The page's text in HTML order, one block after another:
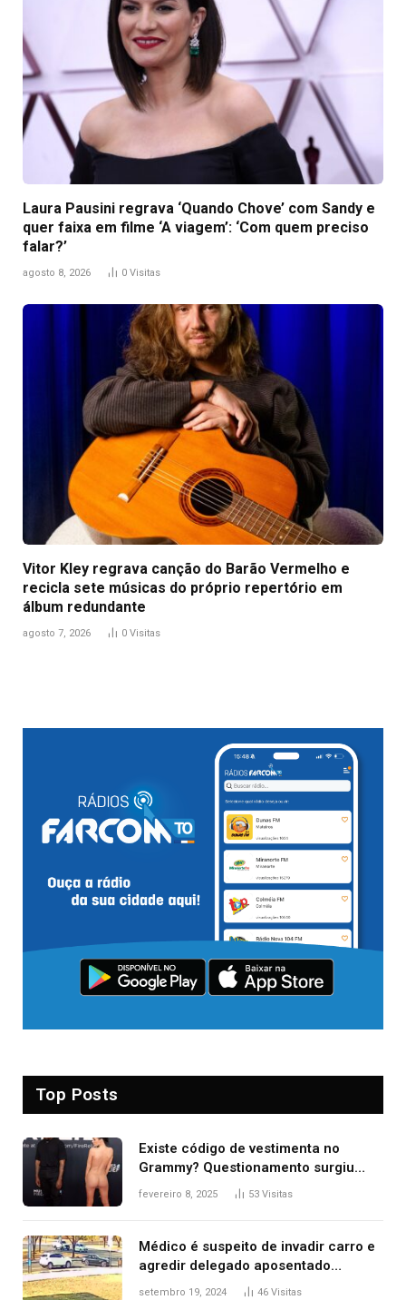
Laura Pausini regrava ‘Quando Chove’ com Sandy e
quer faixa em filme ‘A viagem’: ‘Com quem preciso
falar?’
agosto 8, 2026 0 Visitas
Vitor Kley regrava canção do Barão Vermelho e
recicla sete músicas do próprio repertório em
álbum redundante
agosto 7, 2026 0 Visitas
Top Posts
Existe código de vestimenta no
Grammy? Questionamento surgiu
após Bianca Censori, mulher de
fevereiro 8, 2025 53 Visitas
Médico é suspeito de invadir carro e
agredir delegado aposentado
durante confusão no trânsito
setembro 19, 2024 46 Visitas